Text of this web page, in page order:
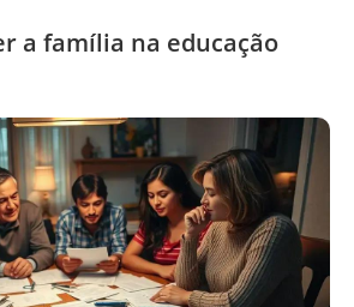
a família na educação